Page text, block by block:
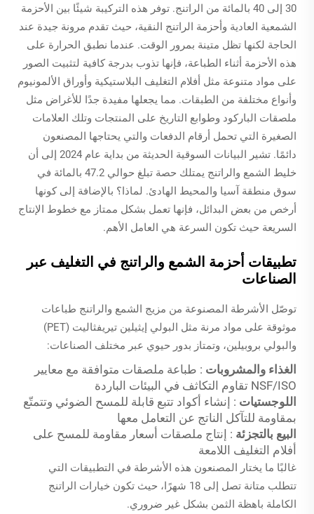
30 إلى 40 بالمائة من الراتنج. توفر هذه التركيبة شيئًا بين الأحزمة
الشمعية العادية وأحزمة الراتنج النقية، حيث تقدم مرونة جيدة عند
الحاجة لكنها تظل متينة بمرور الوقت. عندما نطبق الحرارة على
هذه الأحزمة أثناء الطباعة، فإنها تذوب بدرجة كافية لتثبيت الصور
على مواد متنوعة مثل أفلام التغليف البلاستيكية وأوراق الألمونيوم
وأنواع مختلفة من الطبقات. مما يجعلها مفيدة جدًا للأغراض مثل
ملصقات الباركود وطوابع التاريخ على المنتجات وتلك العلامات
الصغيرة التي تحمل أرقام الدفعات والتي يحتاجها المصنعون
دائمًا. تشير البيانات السوقية الحديثة من بداية عام 2024 إلى أن
خليط الشمع والراتنج يمتلك حصة تبلغ حوالي 47.2 بالمائة في
سوق منطقة آسيا والمحيط الهادئ. لماذا؟ بالإضافة إلى كونها
أرخص من بعض البدائل، فإنها تعمل بشكل ممتاز مع خطوط الإنتاج
السريعة حيث تكون السرعة هي العامل الأهم.
تطبيقات أحزمة الشمع والراتنج في التغليف عبر
الصناعات
توصّل الأشرطة المصنوعة من مزيج الشمع والراتنج طباعات
موثوقة على مواد مرنة مثل البولي إيثيلين تيريفثاليت (PET)
والبولي بروبيلين، وتمتاز بدور حيوي عبر مختلف الصناعات:
الغذاء والمشروبات : طباعة ملصقات متوافقة مع معايير
NSF/ISO تقاوم التكاثف في البيئات الباردة
اللوجستيات : إنشاء أكواد تتبع قابلة للمسح الضوئي وتتمتّع
بمقاومة للتآكل الناتج عن التعامل معها
البيع بالتجزئة : إنتاج ملصقات أسعار مقاومة للمسح على
أفلام التغليف اللامعة
غالبًا ما يختار المصنعون هذه الأشرطة في التطبيقات التي
تتطلب متانة تصل إلى 18 شهرًا، حيث تكون خيارات الراتنج
الكاملة باهظة الثمن بشكل غير ضروري.